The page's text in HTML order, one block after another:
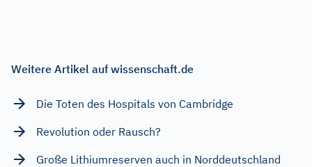
Weitere Artikel auf wissenschaft.de
Die Toten des Hospitals von Cambridge
Revolution oder Rausch?
Große Lithiumreserven auch in Norddeutschland